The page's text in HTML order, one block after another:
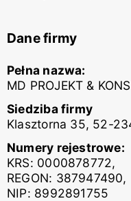
Dane firmy
Pełna nazwa:
MD PROJEKT &
Siedziba firmy
Klasztorna 35, 52-
Numery rejestrowe:
KRS: 0000878772,
REGON: 387947490,
NIP: 8992891755